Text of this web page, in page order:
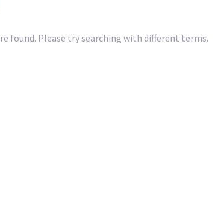
found. Please try searching with different terms.